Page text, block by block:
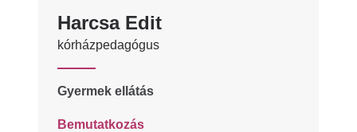
Harcsa Edit
kórházpedagógus
Gyermek ellátás
Bemutatkozás